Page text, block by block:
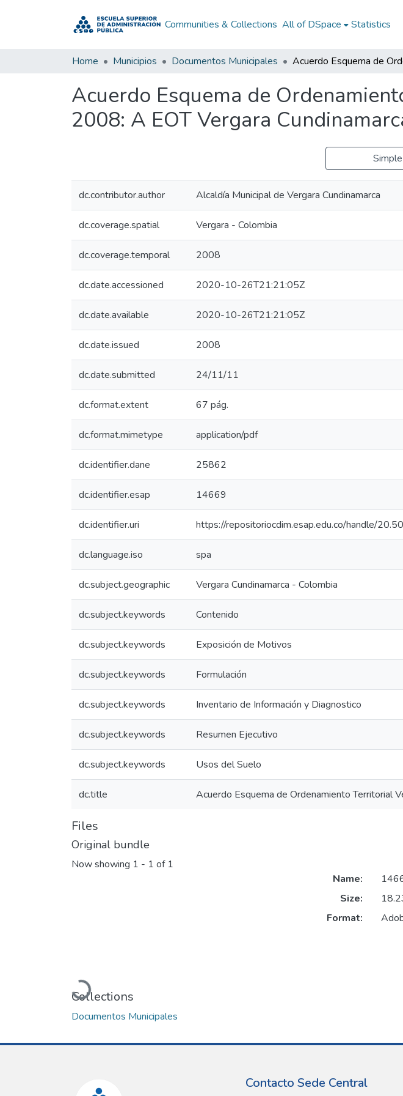
Communities & Collections All of DSpace Statistics
Home Municipios Documentos Municipales
Acuerdo Esquema de
2008: A EOT Vergara
dc.contributor.author Alcaldía Municipal de Vergara Cundinamarca
dc.coverage.spatial Vergara - Colombia
dc.coverage.temporal 2008
dc.date.accessioned 2020-10-26T21:21:05Z
dc.date.available 2020-10-26T21:21:05Z
dc.date.issued 2008
dc.date.submitted 24/11/11
dc.format.extent 67 pág.
dc.format.mimetype application/pdf
dc.identifier.dane 25862
dc.identifier.esap 14669
dc.identifier.uri https://repositoriocdim.esap.edu.co/handle/
dc.language.iso spa
dc.subject.geographic Vergara Cundinamarca - Colombia
dc.subject.keywords Contenido
dc.subject.keywords Exposición de Motivos
dc.subject.keywords Formulación
dc.subject.keywords Inventario de Información y Diagnostico
dc.subject.keywords Resumen Ejecutivo
dc.subject.keywords Usos del Suelo
dc.title Acuerdo Esquema de Ordenamiento Territorial
Files
Original bundle
Now showing 1 - 1 of 1
Loading...
Name:
Size:
Format:
Collections
Documentos Municipales
Contacto Sede Central